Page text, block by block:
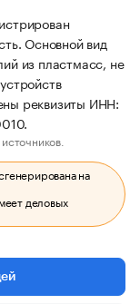
Основной вид
из пластмасс, не
реквизиты ИНН:
на
деловых